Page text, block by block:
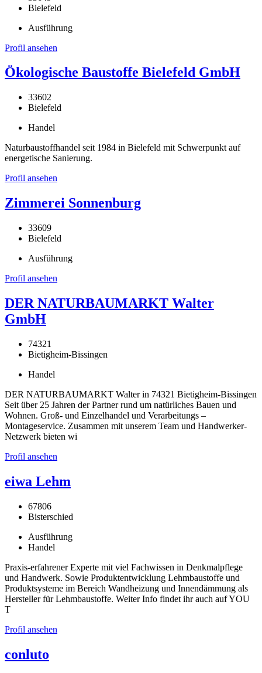
Bielefeld
Ausführung
Profil ansehen
Ökologische Baustoffe Bielefeld GmbH
33602
Bielefeld
Handel
Naturbaustoffhandel seit 1984 in Bielefeld mit Schwerpunkt auf
energetische Sanierung.
Profil ansehen
Zimmerei Sonnenburg
33609
Bielefeld
Ausführung
Profil ansehen
DER NATURBAUMARKT Walter
GmbH
74321
Bietigheim-Bissingen
Handel
DER NATURBAUMARKT Walter in 74321 Bietigheim-Bissingen
Seit über 25 Jahren der Partner rund um natürliches Bauen und
Wohnen. Groß- und Einzelhandel und Verarbeitungs –
Montageservice. Zusammen mit unserem Team und Handwerker-
Netzwerk bieten wi
Profil ansehen
eiwa Lehm
67806
Bisterschied
Ausführung
Handel
Praxis-erfahrener Experte mit viel Fachwissen in Denkmalpflege
und Handwerk. Sowie Produktentwicklung Lehmbaustoffe und
Produktsysteme im Bereich Wandheizung und Innendämmung als
Hersteller für Lehmbaustoffe. Weiter Info findet ihr auch auf YOU
T
Profil ansehen
conluto